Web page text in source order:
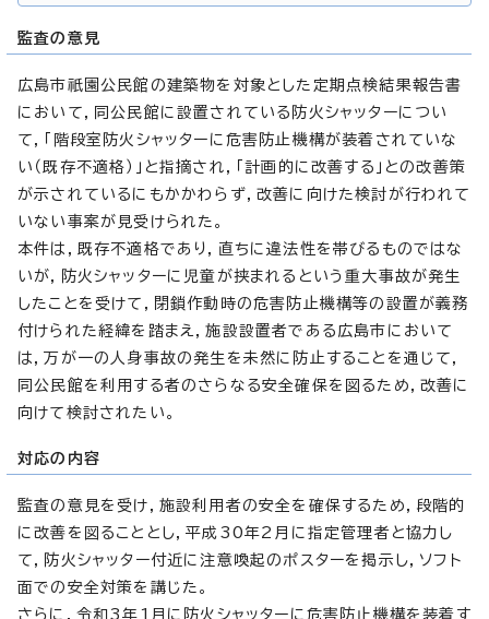
監査の意見
広島市祇園公民館の建築物を対象とした定期点検結果報告書
において，同公民館に設置されている防火シャッターについ
て，「階段室防火シャッターに危害防止機構が装着されていな
い（既存不適格）」と指摘され，「計画的に改善する」との改善策
が示されているにもかかわらず，改善に向けた検討が行われて
いない事案が見受けられた。
本件は，既存不適格であり，直ちに違法性を帯びるものではな
いが，防火シャッターに児童が挟まれるという重大事故が発生
したことを受けて，閉鎖作動時の危害防止機構等の設置が義務
付けられた経緯を踏まえ，施設設置者である広島市において
は，万が一の人身事故の発生を未然に防止することを通じて，
同公民館を利用する者のさらなる安全確保を図るため，改善に
向けて検討されたい。
対応の内容
監査の意見を受け，施設利用者の安全を確保するため，段階的
に改善を図ることとし，平成30年2月に指定管理者と協力し
て，防火シャッター付近に注意喚起のポスターを掲示し，ソフト
面での安全対策を講じた。
さらに，令和3年1月に防火シャッターに危害防止機構を装着す